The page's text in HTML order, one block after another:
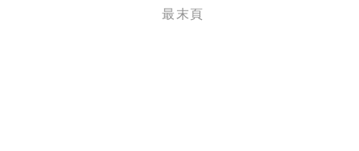
最末頁